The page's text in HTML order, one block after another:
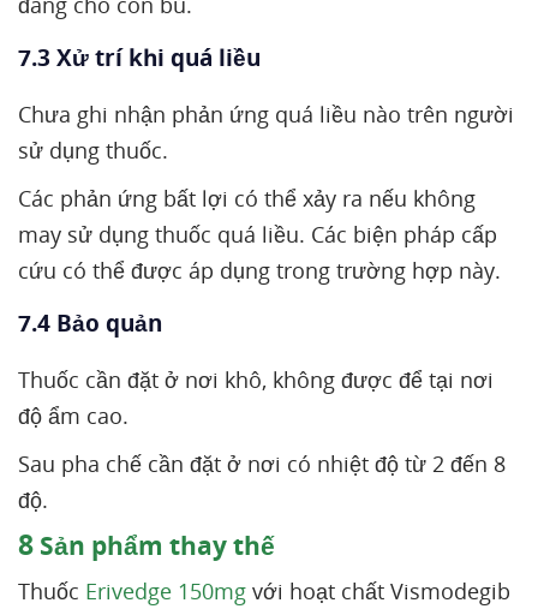
7.3 Xử trí khi quá liều
Chưa ghi nhận phản ứng quá liều nào trên người
sử dụng thuốc.
Các phản ứng bất lợi có thể xảy ra nếu không
may sử dụng thuốc quá liều. Các biện pháp cấp
cứu có thể được áp dụng trong trường hợp này.
7.4 Bảo quản
Thuốc cần đặt ở nơi khô, không được để tại nơi
độ ẩm cao.
Sau pha chế cần đặt ở nơi có nhiệt độ từ 2 đến 8
độ.
8 Sản phẩm thay thế
Thuốc Erivedge 150mg với hoạt chất Vismodegib